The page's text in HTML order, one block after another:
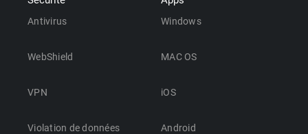
Antivirus
WebShield
VPN
Violation de données
Windows
MAC OS
iOS
Android